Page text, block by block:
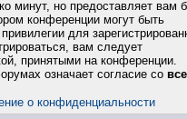
минут, но предоставляет вам
конференции могут быть
для
вам следует
принятыми на конференции.
означает согласие со
о конфиденциальности